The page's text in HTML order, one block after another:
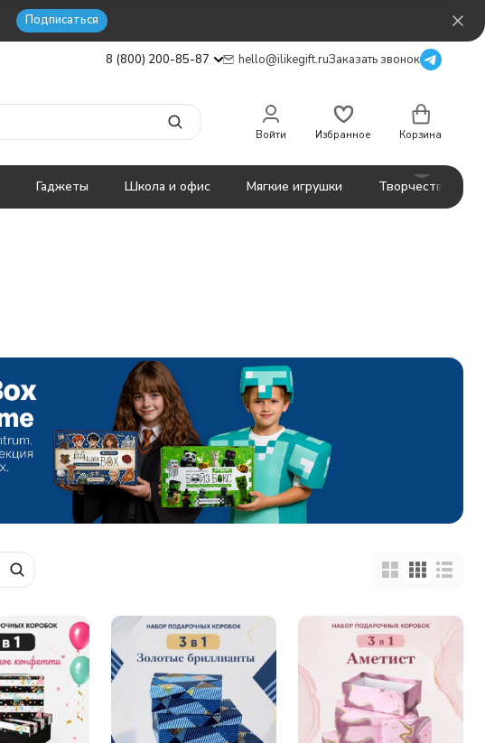
Подписаться
8 (800) 200-85-87 hello@ilikegift.ruЗаказать звонок
Войти Избранное Корзина
Гаджеты Школа и офис Мягкие игрушки Творчество